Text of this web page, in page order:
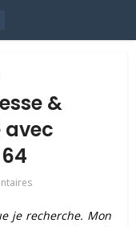
&
avec
je recherche. Mon